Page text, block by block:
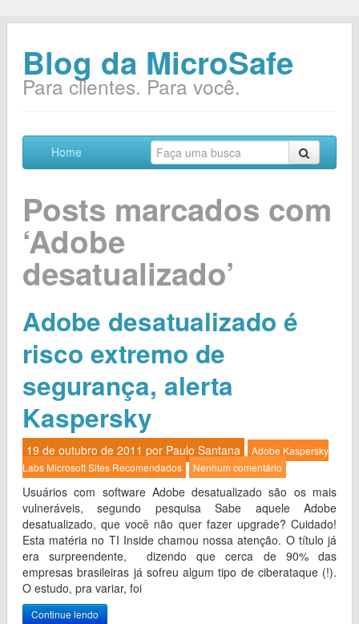
Blog da MicroSafe
Para clientes. Para você.
Home
Posts marcados com
‘Adobe
desatualizado’
Adobe desatualizado é
risco extremo de
segurança, alerta
Kaspersky
19 de outubro de 2011 por Paulo Santana Adobe Kaspersky
Labs MicrosoftSites Recomendados Nenhum comentário
Usuários com software Adobe desatualizado são os mais
vulneráveis, segundo pesquisa Sabe aquele Adobe
desatualizado, que você não quer fazer upgrade? Cuidado!
Esta matéria no TI Inside chamou nossa atenção. O título já
era surpreendente, dizendo que cerca de 90% das
empresas brasileiras já sofreu algum tipo de ciberataque (!).
O estudo, pra variar, foi
Continue lendo